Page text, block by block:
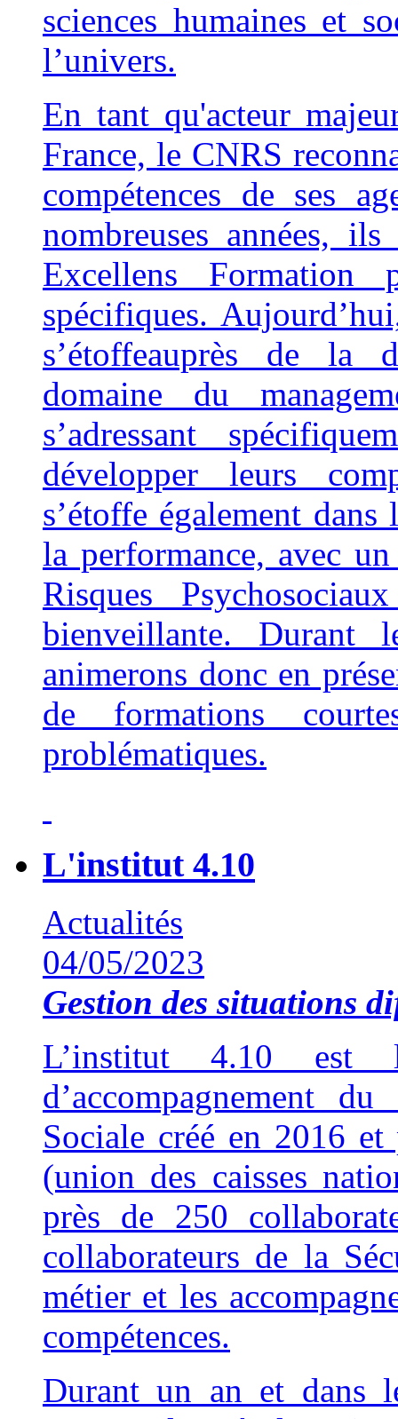
sciences humaines et
l’univers.
En tant qu'acteur
France, le CNRS
compétences de ses
nombreuses années,
Excellens Formation
spécifiques.
s’étoffeauprès de la
domaine du
s’adressant
développer leurs
s’étoffe également
la performance, avec
Risques
bienveillante. Durant
animerons donc en
de formations
problématiques.
L'institut 4.10
Actualités
04/05/2023
Gestion des situations
L’institut 4.10
d’accompagnement
Sociale créé en 2016
(union des caisses
près de 250
collaborateurs de la
métier et les
compétences.
Durant un an et dans